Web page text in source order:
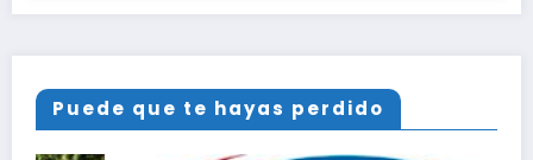
Puede que te hayas perdido